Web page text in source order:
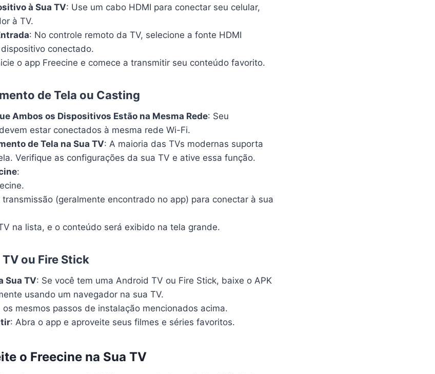
à Sua TV: Use um cabo HDMI para conectar seu celular,
à TV.
: No controle remoto da TV, selecione a fonte HDMI
conectado.
o app Freecine e comece a transmitir seu conteúdo favorito.
de Tela ou Casting
Ambos os Dispositivos Estão na Mesma Rede: Seu
estar conectados à mesma rede Wi-Fi.
de Tela na Sua TV: A maioria das TVs modernas suporta
Verifique as configurações da sua TV e ative essa função.
:
(geralmente encontrado no app) para conectar à sua
na lista, e o conteúdo será exibido na tela grande.
ou Fire Stick
Sua TV: Se você tem uma Android TV ou Fire Stick, baixe o APK
usando um navegador na sua TV.
os mesmos passos de instalação mencionados acima.
: Abra o app e aproveite seus filmes e séries favoritos.
o Freecine na Sua TV